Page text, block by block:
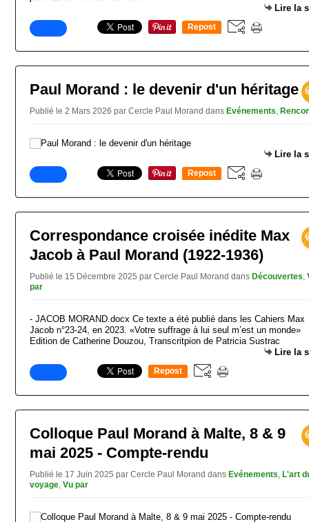
Lire la
Repost
Paul Morand : le devenir d'un héritage
Publié le 2 Mars 2026 par Cercle Paul Morand dans Evénements,
Lire la
Repost
Correspondance croisée inédite Max
Jacob à Paul Morand (1922-1936)
Publié le 15 Décembre 2025 par Cercle Paul Morand dans Découvertes,
par
- JACOB MORAND.docx Ce texte a été publié dans les Cahiers Max
Jacob n°23-24, en 2023. «Votre suffrage à lui seul m’est un monde»
Edition de Catherine Douzou, Transcritpion de Patricia Sustrac
Lire la
Repost
Colloque Paul Morand à Malte, 8 & 9
mai 2025 - Compte-rendu
Publié le 17 Juin 2025 par Cercle Paul Morand dans Evénements, L'art
voyage, Vu par